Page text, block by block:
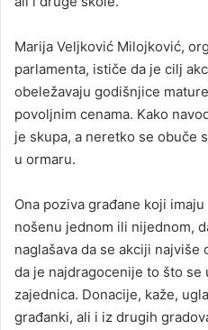
Marija Veljković Milojković,
parlamenta, ističe da je cilj
obeležavaju godišnjice
povoljnim cenama. Kako
je skupa, a neretko se obuče
u ormaru.
Ona poziva građane koji
nošenu jednom ili nijednom,
naglašava da se akciji
da je najdragocenije to što se
zajednica. Donacije, kaže,
građanki, ali i iz drugih